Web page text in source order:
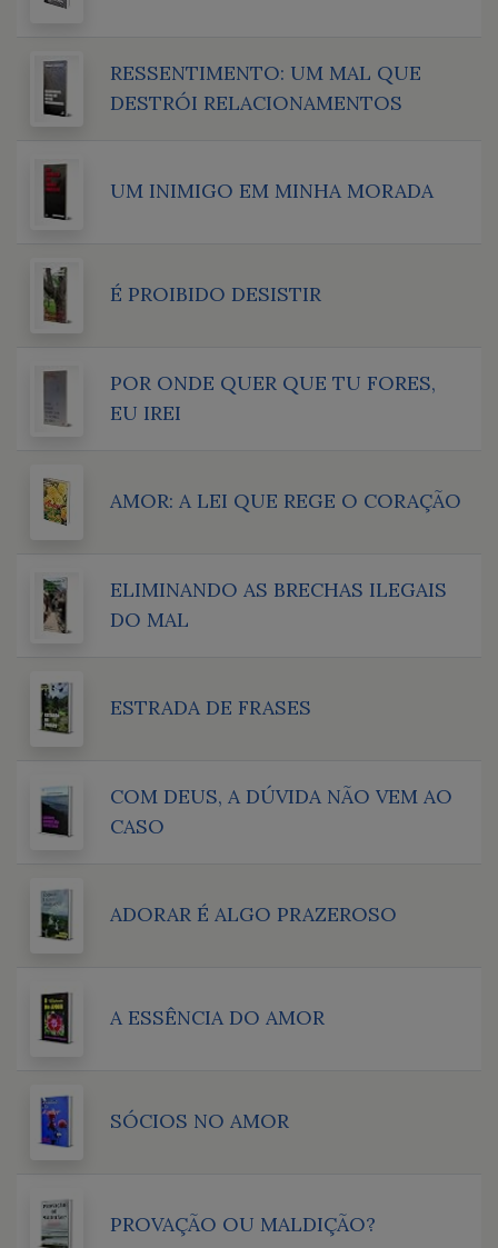
RESSENTIMENTO: UM MAL QUE
DESTRÓI RELACIONAMENTOS
UM INIMIGO EM MINHA MORADA
É PROIBIDO DESISTIR
POR ONDE QUER QUE TU FORES,
EU IREI
AMOR: A LEI QUE REGE O CORAÇÃO
ELIMINANDO AS BRECHAS ILEGAIS
DO MAL
ESTRADA DE FRASES
COM DEUS, A DÚVIDA NÃO VEM AO
CASO
ADORAR É ALGO PRAZEROSO
A ESSÊNCIA DO AMOR
SÓCIOS NO AMOR
PROVAÇÃO OU MALDIÇÃO?